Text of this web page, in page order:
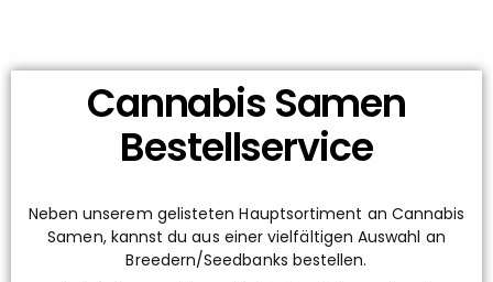
Cannabis Samen
Bestellservice
Neben unserem gelisteten Hauptsortiment an Cannabis
Samen, kannst du aus einer vielfältigen Auswahl an
Breedern/Seedbanks bestellen.